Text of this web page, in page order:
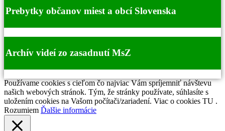
Prebytky občanov miest a obcí Slovenska
Archív videí zo zasadnutí MsZ
Používame cookies s cieľom čo najviac Vám spríjemniť návštevu
našich webových stránok. Tým, že stránky používate, súhlasíte s
uložením cookies na Vašom počítači/zariadení. Viac o cookies TU .
Rozumiem Ďalšie informácie